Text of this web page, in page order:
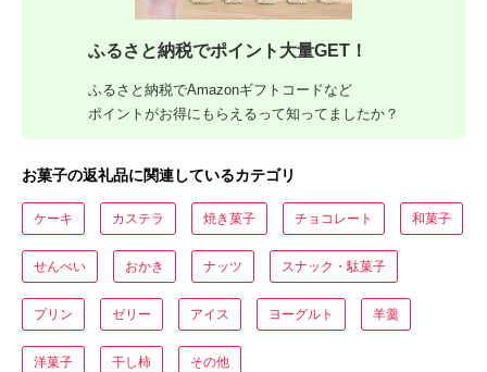
ふるさと納税でポイント大量GET！
ふるさと納税でAmazonギフトコードなど
ポイントがお得にもらえるって知ってましたか？
お菓子の返礼品に関連しているカテゴリ
ケーキ カステラ 焼き菓子 チョコレート 和菓子
せんべい おかき ナッツ スナック・駄菓子
プリン ゼリー アイス ヨーグルト 羊羹
洋菓子 干し柿 その他